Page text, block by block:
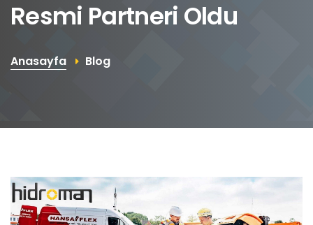
Resmi Partneri Oldu
Anasayfa Blog